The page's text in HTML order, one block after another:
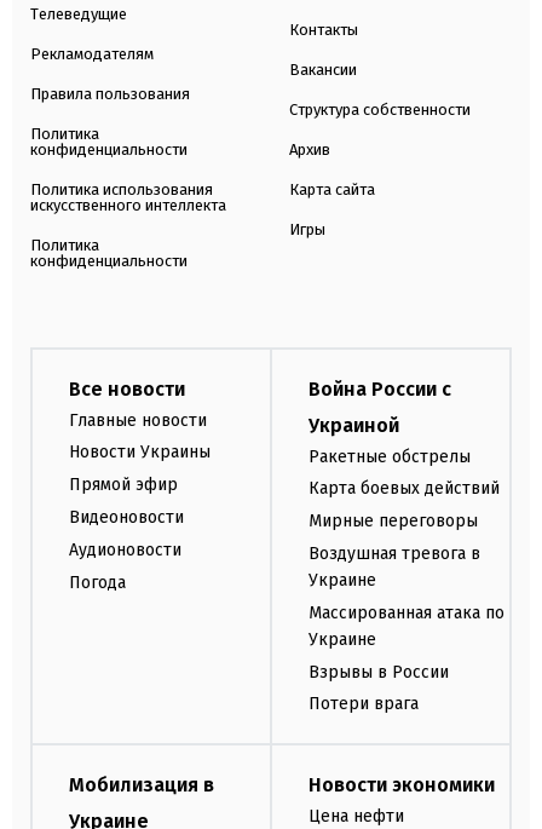
Телеведущие
Рекламодателям
Правила пользования
Политика
конфиденциальности
Политика использования
искусственного интеллекта
Политика
конфиденциальности
Контакты
Вакансии
Структура собственности
Архив
Карта сайта
Игры
Все новости
Главные новости
Новости Украины
Прямой эфир
Видеоновости
Аудионовости
Погода
Война России с
Украиной
Ракетные обстрелы
Карта боевых действий
Мирные переговоры
Воздушная тревога в
Украине
Массированная атака по
Украине
Взрывы в России
Потери врага
Мобилизация в
Украине
Новости экономики
Цена нефти